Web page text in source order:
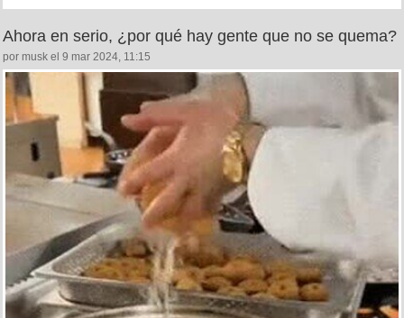
Ahora en serio, ¿por qué hay gente que no se quema?
por musk el 9 mar 2024, 11:15